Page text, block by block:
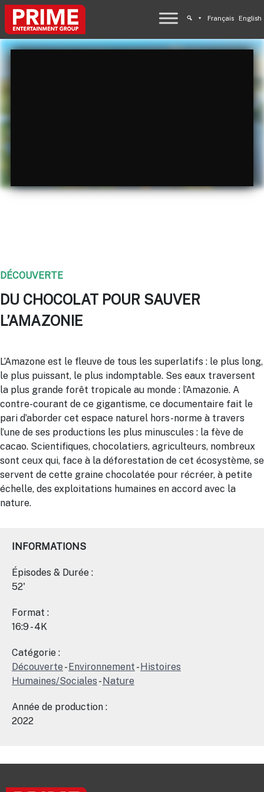
Français English
DÉCOUVERTE
DU CHOCOLAT POUR SAUVER
L’AMAZONIE
L’Amazone est le fleuve de tous les superlatifs : le plus long,
le plus puissant, le plus indomptable. Ses eaux traversent
la plus grande forêt tropicale au monde : l’Amazonie. A
contre-courant de ce gigantisme, ce documentaire fait le
pari d’aborder cet espace naturel hors-norme à travers
l’une de ses productions les plus minuscules : la fève de
cacao. Scientifiques, chocolatiers, agriculteurs, nombreux
sont ceux qui, face à la déforestation de cet écosystème, se
servent de cette graine chocolatée pour récréer, à petite
échelle, des exploitations humaines en accord avec la
nature.
INFORMATIONS
Épisodes & Durée :
52'
Format :
16:9 - 4K
Catégorie :
Découverte -Environnement -Histoires
Humaines/Sociales -Nature
Année de production :
2022